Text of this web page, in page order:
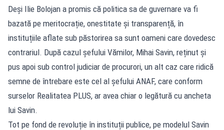
Deși Ilie Bolojan a promis că politica sa de guvernare va fi
bazată pe meritocrație, onestitate și transparență, în
instituțiile aflate sub păstorirea sa sunt oameni care dovedesc
contrariul. După cazul șefului Vămilor, Mihai Savin, reținut și
pus apoi sub control judiciar de procurori, un alt caz care ridică
semne de întrebare este cel al șefului ANAF, care conform
surselor Realitatea PLUS, ar avea chiar o legătură cu ancheta
lui Savin.
Tot pe fond de revoluție în instituții publice, pe modelul Savin